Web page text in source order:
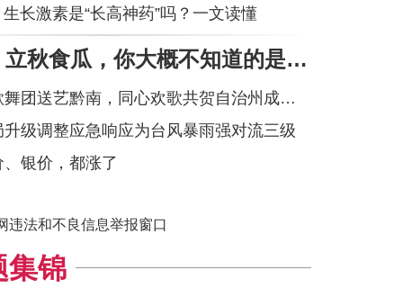
长激素是“长高神药”吗？一文读懂
逛吃贵州丨立秋食瓜，你大概不知道的是苦瓜也可当水果吃
团送艺黔南，同心欢歌共贺自治州成立七十载
级调整应急响应为台风暴雨强对流三级
银价，都涨了
集锦